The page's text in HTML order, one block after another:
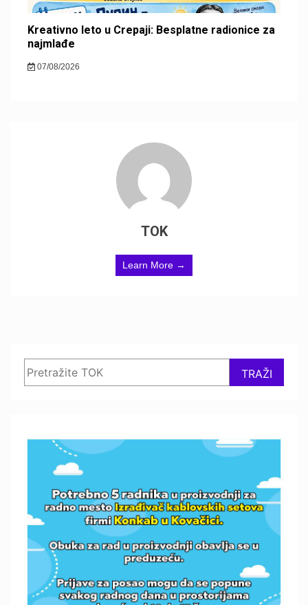
Kreativno leto u Crepaji: Besplatne radionice za
najmlađe
07/08/2026
TOK
Learn More →
TRAŽI